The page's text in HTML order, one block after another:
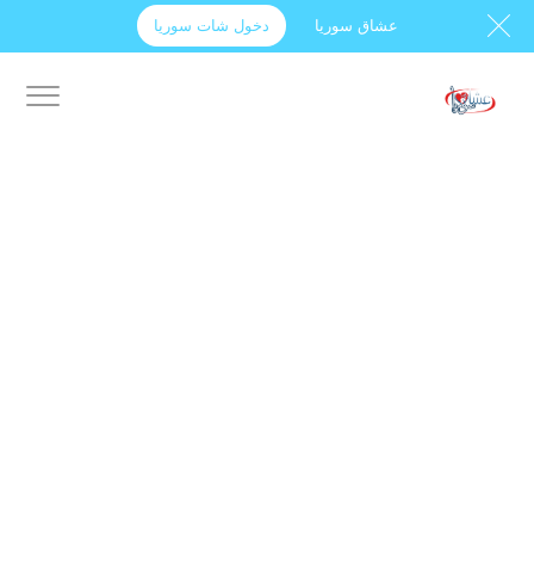
عشاق سوريا دخول شات سوريا